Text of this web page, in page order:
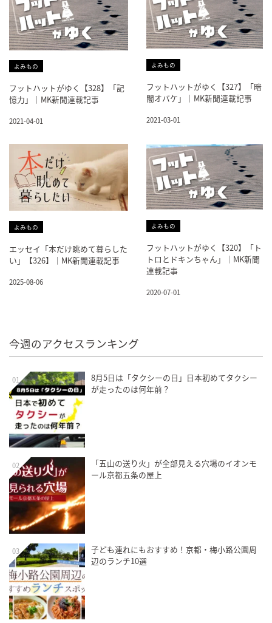
よみもの
フットハットがゆく【328】「記
憶力」｜MK新聞連載記事
2021-04-01
よみもの
フットハットがゆく【327】「暗
闇オバケ」｜MK新聞連載記事
2021-03-01
よみもの
エッセイ「本だけ眺めて暮らした
い」【326】｜MK新聞連載記事
2025-08-06
よみもの
フットハットがゆく【320】「ト
トロとドキンちゃん」｜MK新聞
連載記事
2020-07-01
今週のアクセスランキング
01
8月5日は「タクシーの日」日本初めてタクシー
が走ったのは何年前？
02
「五山の送り火」が全部見える穴場のイオンモ
ール京都五条の屋上
03
子ども連れにもおすすめ！京都・梅小路公園周
辺のランチ10選